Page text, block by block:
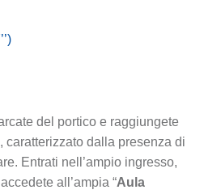
del portico e raggiungete
caratterizzato dalla presenza di
Entrati nell’ampio ingresso,
all’ampia “Aula